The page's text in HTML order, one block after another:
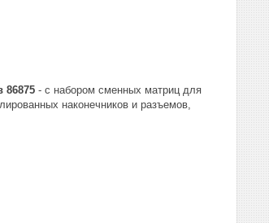
86875 - с набором сменных матриц для
наконечников и разъемов,